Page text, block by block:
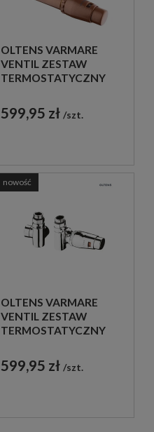
OLTENS VARMARE
VENTIL ZESTAW
TERMOSTATYCZNY
JEDNOOTWOROWY
PRAWY MIEDŹ
599,95 zł szt.
OLTENS VARMARE
VENTIL ZESTAW
TERMOSTATYCZNY
TRÓJNIKIEM LEWY
CHROM 55913100
599,95 zł szt.
nowość